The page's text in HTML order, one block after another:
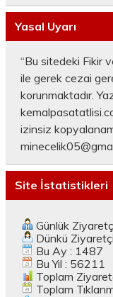
Yasal Uyarı
“Bu sitedeki Fikir
ile gerek cezai
korunmaktadır.
izinsiz
Site İstatistikleri
Günlük
Dünkü
Bu Ay : 1487
Bu Yıl : 56211
Toplam
Toplam